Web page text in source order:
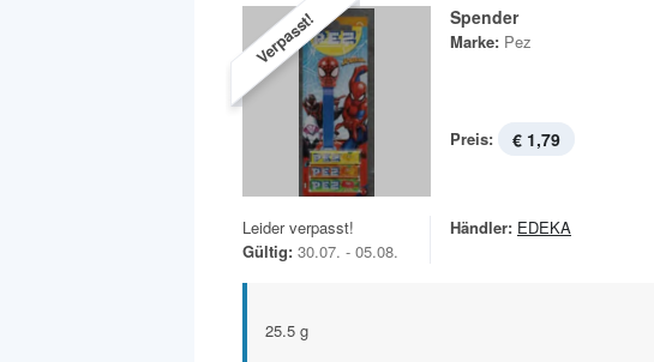
Verpasst! Spender
Marke: Pez
Preis: € 1,79
Leider verpasst!
Gültig: 30.07. - 05.08.
Händler: EDEKA
25.5 g